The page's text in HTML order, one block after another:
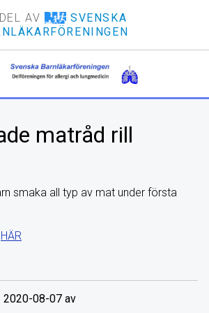
AV
SVENSKA
matråd rill
smaka all typ av mat under första
HÄR
2020-08-07 av